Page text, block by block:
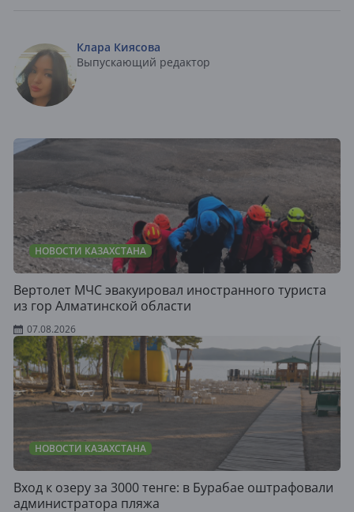
Клара Киясова
Выпускающий редактор
НОВОСТИ КАЗАХСТАНА
Вертолет МЧС эвакуировал иностранного туриста
из гор Алматинской области
07.08.2026
НОВОСТИ КАЗАХСТАНА
Вход к озеру за 3000 тенге: в Бурабае оштрафовали
администратора пляжа